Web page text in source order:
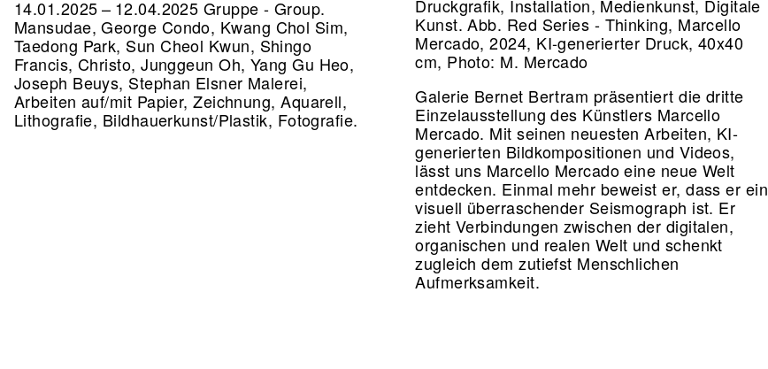
14.01.2025 – 12.04.2025 Gruppe - Group.
Mansudae, George Condo, Kwang Chol Sim,
Taedong Park, Sun Cheol Kwun, Shingo
Francis, Christo, Junggeun Oh, Yang Gu Heo,
Joseph Beuys, Stephan Elsner Malerei,
Arbeiten auf/mit Papier, Zeichnung, Aquarell,
Lithografie, Bildhauerkunst/Plastik, Fotografie.
Druckgrafik, Installation, Medienkunst, Digitale
Kunst.Abb. Red Series - Thinking, Marcello
Mercado, 2024, KI-generierter Druck, 40x40
cm, Photo: M. Mercado
Galerie Bernet Bertram präsentiert die dritte
Einzelausstellung des Künstlers Marcello
Mercado. Mit seinen neuesten Arbeiten, KI-
generierten Bildkompositionen und Videos,
lässt uns Marcello Mercado eine neue Welt
entdecken. Einmal mehr beweist er, dass er ein
visuell überraschender Seismograph ist. Er
zieht Verbindungen zwischen der digitalen,
organischen und realen Welt und schenkt
zugleich dem zutiefst Menschlichen
Aufmerksamkeit.